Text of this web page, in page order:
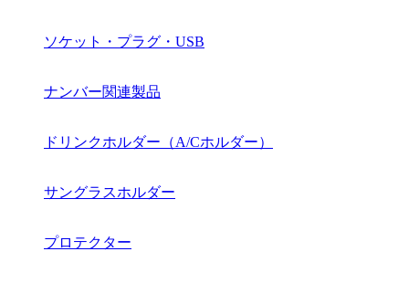
ソケット・プラグ・USB
ナンバー関連製品
ドリンクホルダー（A/Cホルダー）
サングラスホルダー
プロテクター